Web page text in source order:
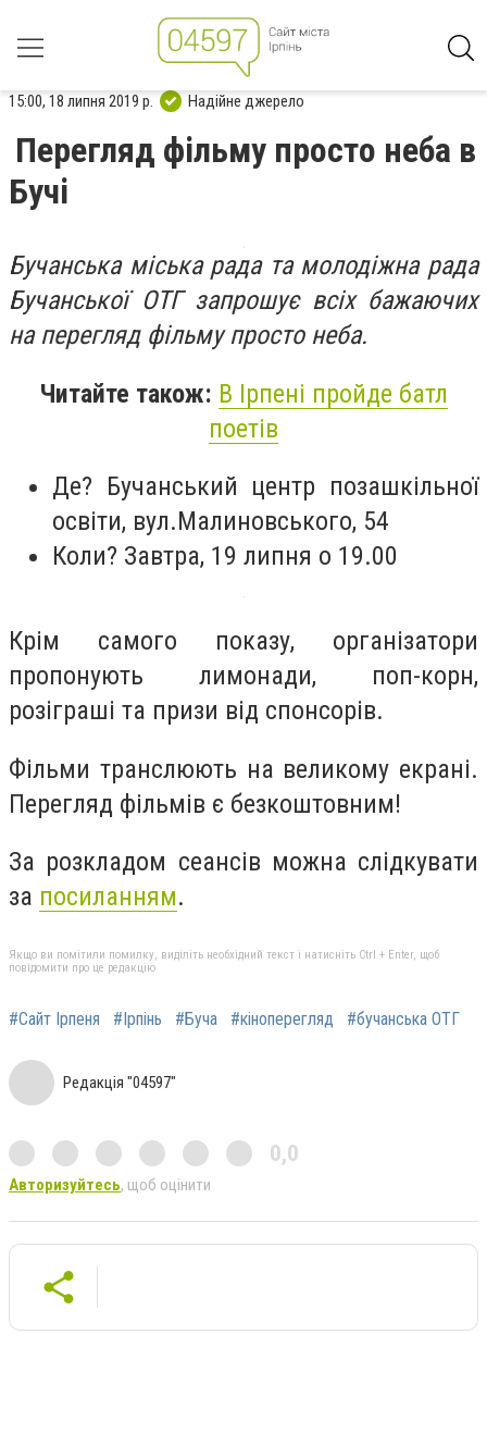
15:00, 18 липня 2019 р. Надійне джерело
Перегляд фільму просто неба в
Бучі
Бучанська міська рада та молодіжна рада
Бучанської ОТГ запрошує всіх бажаючих
на перегляд фільму просто неба.
Читайте також: В Ірпені пройде батл
поетів
Де? Бучанський центр позашкільної
освіти, вул.Малиновського, 54
Коли? Завтра, 19 липня о 19.00
Крім самого показу, організатори
пропонують лимонади, поп-корн,
розіграші та призи від спонсорів.
Фільми транслюють на великому екрані.
Перегляд фільмів є безкоштовним!
За розкладом сеансів можна слідкувати
за посиланням.
Якщо ви помітили помилку, виділіть необхідний текст і натисніть Ctrl + Enter, щоб
повідомити про це редакцію
#Сайт Ірпеня #Ірпінь #Буча #кіноперегляд #бучанська ОТГ
Редакція "04597"
0,0
Авторизуйтесь, щоб оцінити